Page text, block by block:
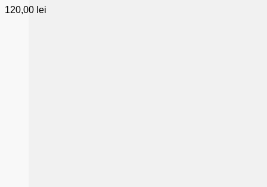
120,00 lei